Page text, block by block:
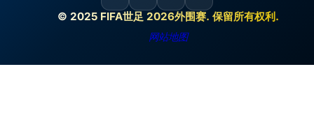
© 2025 FIFA世足 2026外围赛. 保留所有权利.
网站地图